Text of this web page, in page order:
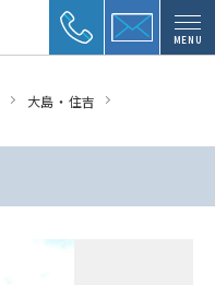
MENU
大島・住吉